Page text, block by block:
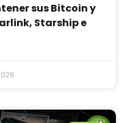
sus Bitcoin y
Starship e